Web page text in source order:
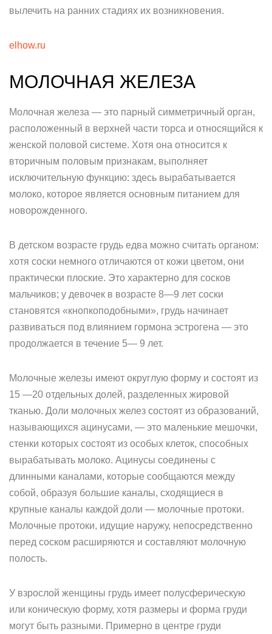
вылечить на ранних стадиях их возникновения.
elhow.ru
МОЛОЧНАЯ ЖЕЛЕЗА
Молочная железа — это парный симметричный орган,
расположенный в верхней части торса и относящийся к
женской половой системе. Хотя она относится к
вторичным половым признакам, выполняет
исключительную функцию: здесь вырабатывается
молоко, которое является основным питанием для
новорожденного.
В детском возрасте грудь едва можно считать органом:
хотя соски немного отличаются от кожи цветом, они
практически плоские. Это характерно для сосков
мальчиков; у девочек в возрасте 8—9 лет соски
становятся «кнопкоподобными», грудь начинает
развиваться под влиянием гормона эстрогена — это
продолжается в течение 5— 9 лет.
Молочные железы имеют округлую форму и состоят из
15 —20 отдельных долей, разделенных жировой
тканью. Доли молочных желез состоят из образований,
называющихся ацинусами, — это маленькие мешочки,
стенки которых состоят из особых клеток, способных
вырабатывать молоко. Ацинусы соединены с
длинными каналами, которые сообщаются между
собой, образуя большие каналы, сходящиеся в
крупные каналы каждой доли — молочные протоки.
Молочные протоки, идущие наружу, непосредственно
перед соском расширяются и составляют молочную
полость.
У взрослой женщины грудь имеет полусферическую
или коническую форму, хотя размеры и форма груди
могут быть разными. Примерно в центре груди